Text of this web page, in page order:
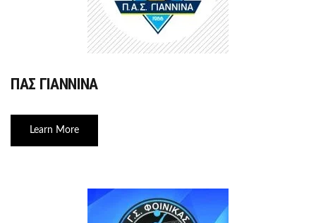
ΠΑΣ ΓΙΑΝΝΙΝΑ
Learn More